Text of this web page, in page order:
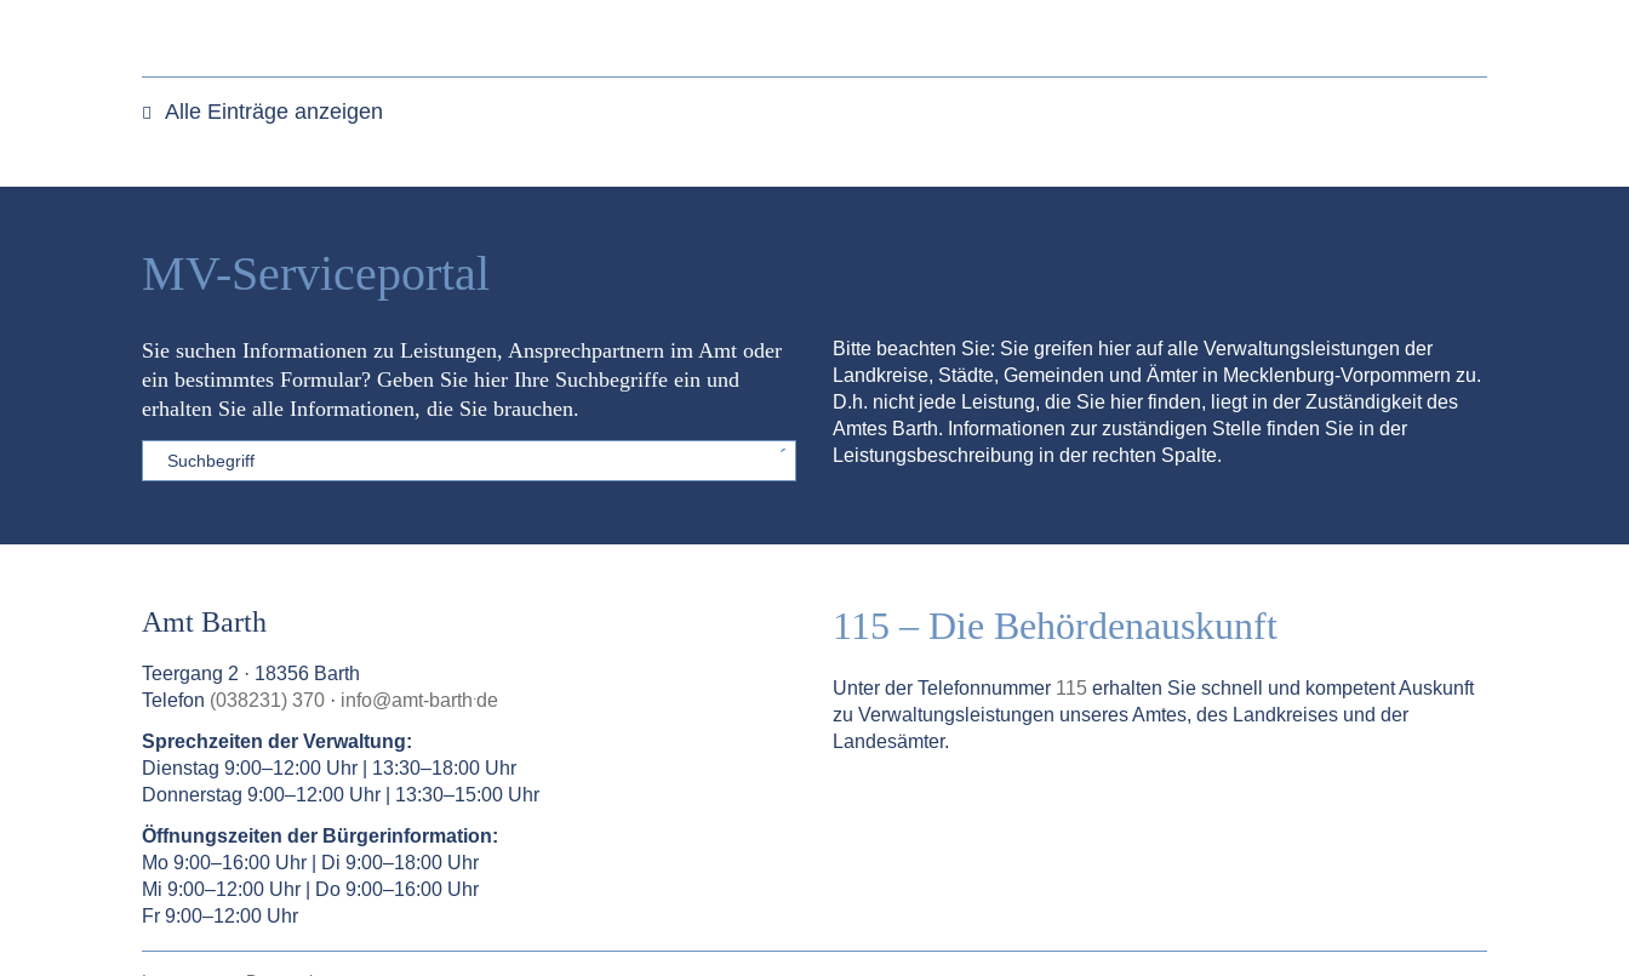
Alle Einträge anzeigen
MV-Serviceportal
Sie suchen Informationen zu Leistungen, Ansprechpartnern im Amt oder
ein bestimmtes Formular? Geben Sie hier Ihre Suchbegriffe ein und
erhalten Sie alle Informationen, die Sie brauchen.
Sword
Bitte beachten Sie: Sie greifen hier auf alle Verwaltungsleistungen der
Landkreise, Städte, Gemeinden und Ämter in Mecklenburg-Vorpommern zu.
D.h. nicht jede Leistung, die Sie hier finden, liegt in der Zuständigkeit des
Amtes Barth. Informationen zur zuständigen Stelle finden Sie in der
Leistungsbeschreibung in der rechten Spalte.
Amt Barth
Teergang 2 · 18356 Barth
Telefon (038231) 370 · info@amt-barth.de
Sprechzeiten der Verwaltung:
Dienstag 9:00–12:00 Uhr | 13:30–18:00 Uhr
Donnerstag 9:00–12:00 Uhr | 13:30–15:00 Uhr
Öffnungszeiten der Bürgerinformation:
Mo 9:00–16:00 Uhr | Di 9:00–18:00 Uhr
Mi 9:00–12:00 Uhr | Do 9:00–16:00 Uhr
Fr 9:00–12:00 Uhr
115 – Die Behördenauskunft
Unter der Telefonnummer 115 erhalten Sie schnell und kompetent Auskunft
zu Verwaltungsleistungen unseres Amtes, des Landkreises und der
Landesämter.